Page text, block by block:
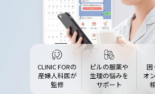
CLINIC FORの​
産婦人科医が​
監修
ピルの​服薬や​
生理の​悩みを​
サポート
困
オ